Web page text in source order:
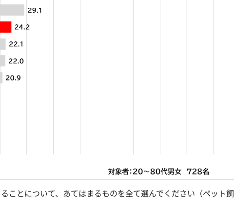
ことについて、あてはまるものを全て選んでください（ペット飼